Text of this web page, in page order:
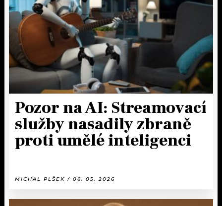
Pozor na AI: Streamovací
služby nasadily zbraně
proti umělé inteligenci
MICHAL PLŠEK / 06. 05. 2026